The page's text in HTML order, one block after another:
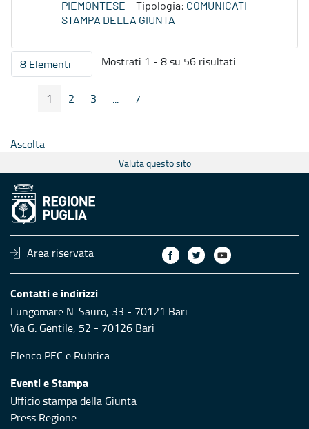
PIEMONTESE
Tipologia: COMUNICATI
STAMPA DELLA GIUNTA
8 ElementiPer pagina
Mostrati 1 - 8 su 56 risultati.
Pagina Precedente
Pagina
1 Pagina
2 Pagina
3 ...
Pagine intermedie
Pagina
7
Ascolta
Valuta questo sito
Area riservata
Contatti e indirizzi
Lungomare N. Sauro, 33 - 70121 Bari
Via G. Gentile, 52 - 70126 Bari
Elenco PEC e Rubrica
Eventi e Stampa
Ufficio stampa della Giunta
Press Regione